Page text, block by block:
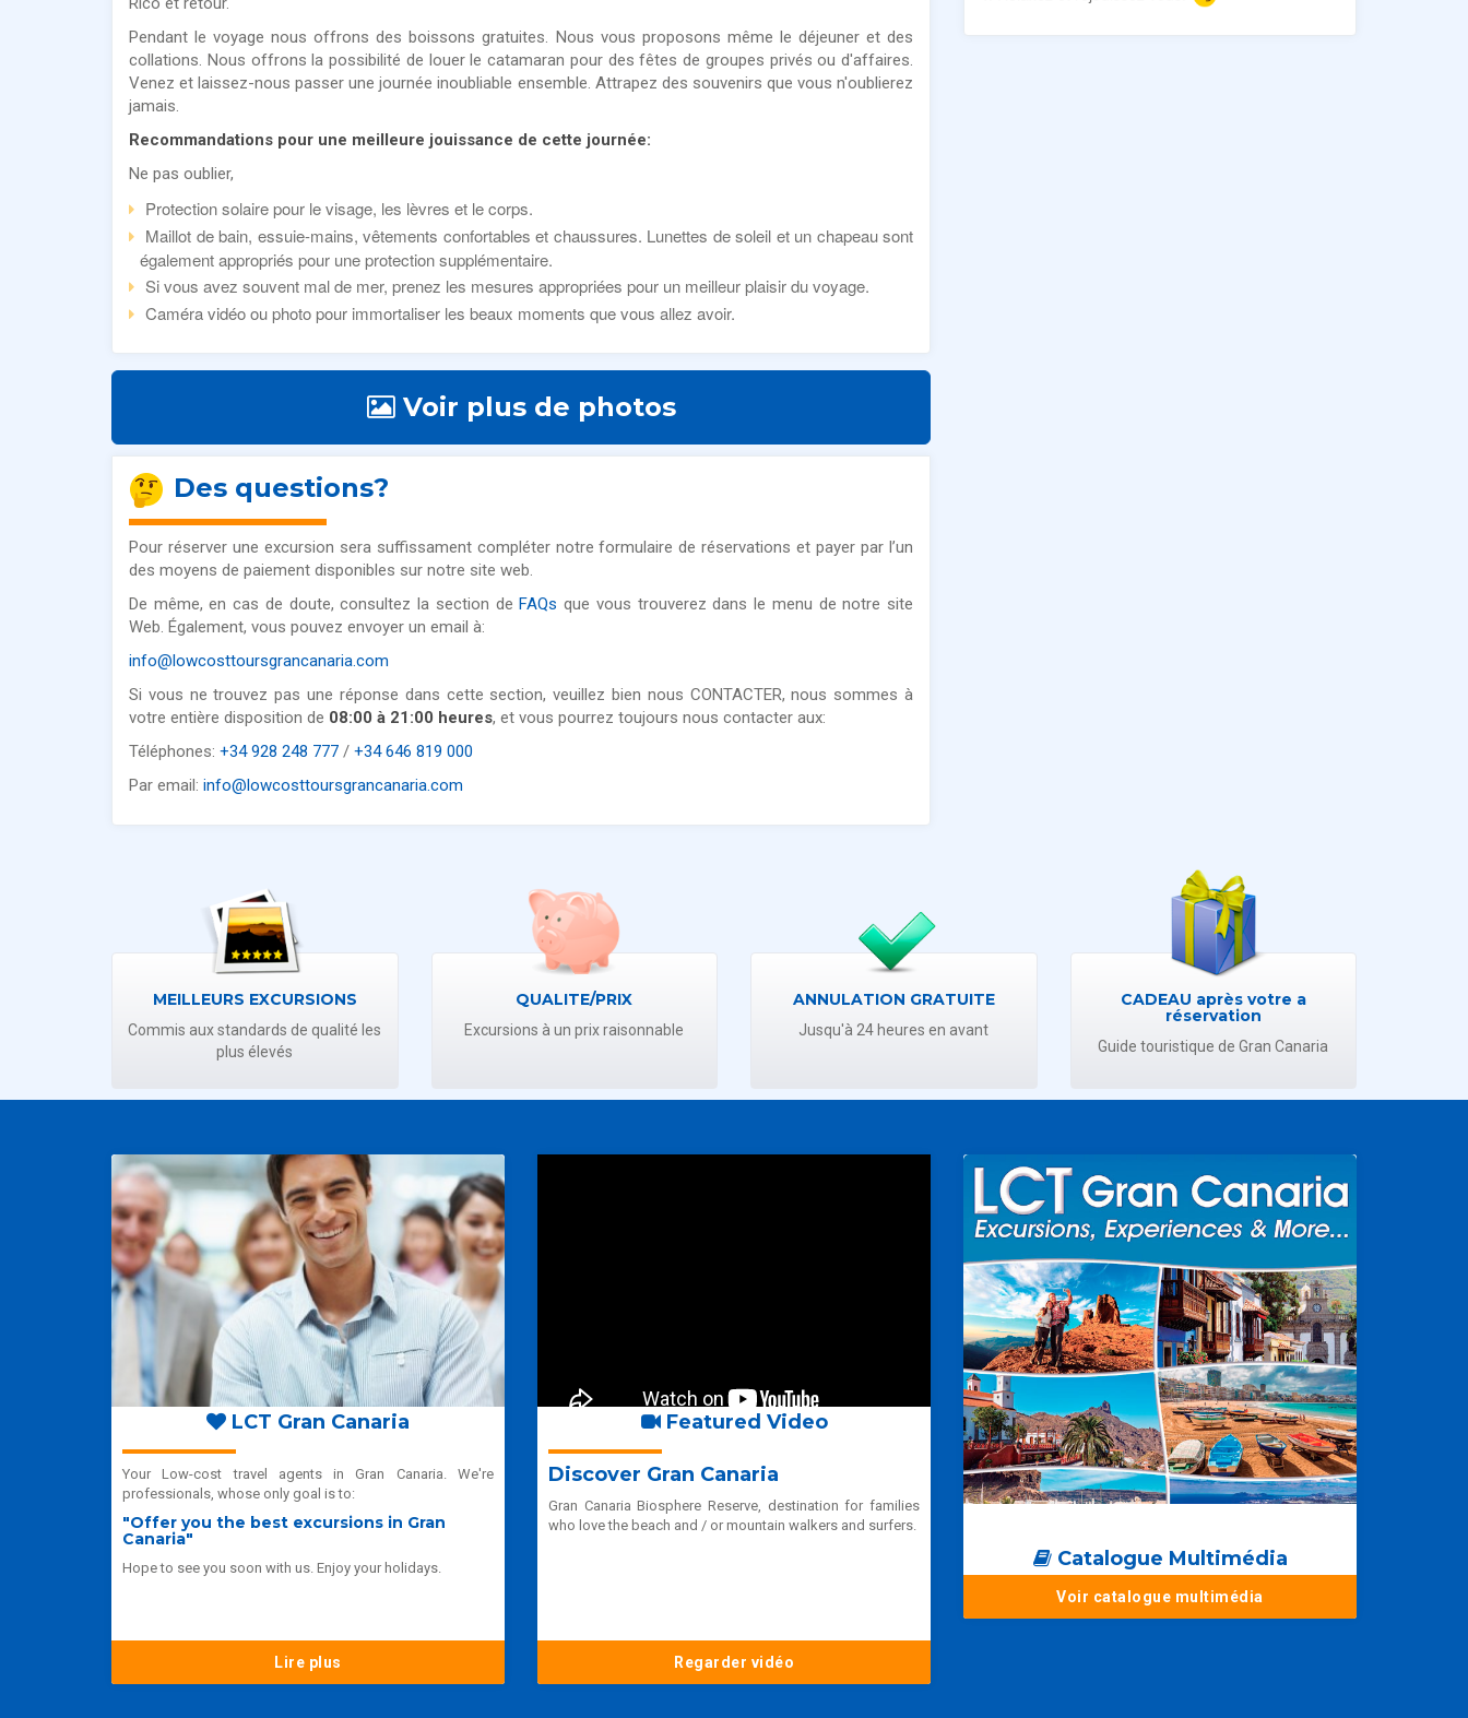
Pendant le voyage nous offrons des boissons gratuites. Nous vous proposons même le déjeuner et des
collations. Nous offrons la possibilité de louer le catamaran pour des fêtes de groupes privés ou d'affaires.
Venez et laissez-nous passer une journée inoubliable ensemble. Attrapez des souvenirs que vous n'oublierez
jamais.
Recommandations pour une meilleure jouissance de cette journée:
Ne pas oublier,
Protection solaire pour le visage, les lèvres et le corps.
Maillot de bain, essuie-mains, vêtements confortables et chaussures. Lunettes de soleil et un chapeau sont
également appropriés pour une protection supplémentaire.
Si vous avez souvent mal de mer, prenez les mesures appropriées pour un meilleur plaisir du voyage.
Caméra vidéo ou photo pour immortaliser les beaux moments que vous allez avoir.
Voir plus de photos
Des questions?
Pour réserver une excursion sera suffissament compléter notre formulaire de réservations et payer par l’un
des moyens de paiement disponibles sur notre site web.
De même, en cas de doute, consultez la section deFAQs que vous trouverez dans le menu de notre site
Web. Également, vous pouvez envoyer un email à:
info@lowcosttoursgrancanaria.com
Si vous ne trouvez pas une réponse dans cette section, veuillez bien nous CONTACTER, nous sommes à
votre entière disposition de 08:00 à 21:00 heures, et vous pourrez toujours nous contacter aux:
Téléphones: +34 928 248 777 / +34 646 819 000
Par email: info@lowcosttoursgrancanaria.com
MEILLEURS EXCURSIONS
Commis aux standards de qualité les
plus élevés
QUALITE/PRIX
Excursions à un prix raisonnable
ANNULATION GRATUITE
Jusqu'à 24 heures en avant
CADEAU après votre a
réservation
Guide touristique de Gran Canaria
LCT Gran Canaria
Your Low-cost travel agents in Gran Canaria. We're
professionals, whose only goal is to:
"Offer you the best excursions in Gran
Canaria"
Hope to see you soon with us. Enjoy your holidays.
Lire plus
Featured Video
Discover Gran Canaria
Gran Canaria Biosphere Reserve, destination for families
who love the beach and / or mountain walkers and surfers.
Regarder vidéo
Catalogue Multimédia
Voir catalogue multimédia